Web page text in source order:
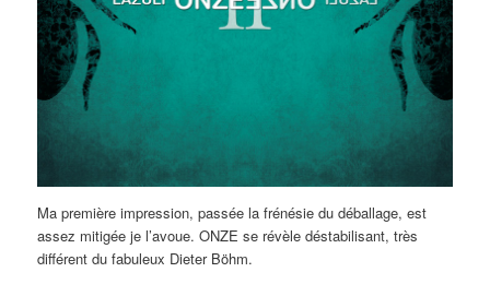
Ma première impression, passée la frénésie du déballage, est
assez mitigée je l’avoue. ONZE se révèle déstabilisant, très
différent du fabuleux Dieter Böhm.